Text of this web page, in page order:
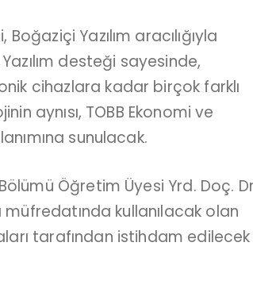
Yazılım aracılığıyla
desteği sayesinde,
cihazlara kadar birçok farklı
aynısı, TOBB Ekonomi ve
sunulacak.
Öğretim Üyesi Yrd. Doç.
müfredatında kullanılacak olan
tarafından istihdam edilecek